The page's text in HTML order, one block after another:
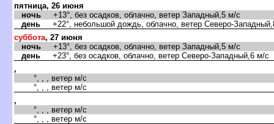
пятница, 26 июня
ночь +13°, без осадков, облачно, ветер Западный,5 м/с
день +22°, небольшой дождь, облачно, ветер Северо-
суббота, 27 июня
ночь +13°, без осадков, облачно, ветер Западный,5 м/с
день +23°, без осадков, облачно, ветер Северо-Западный,6 м/с
,
°, , , ветер м/с
°, , , ветер м/с
,
°, , , ветер м/с
°, , , ветер м/с